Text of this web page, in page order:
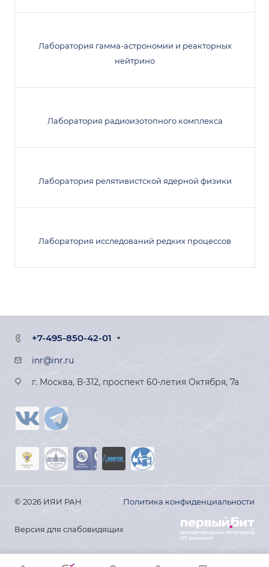
Лаборатория гамма-астрономии и реакторных
нейтрино
Лаборатория радиоизотопного комплекса
Лаборатория релятивистской ядерной физики
Лаборатория исследований редких процессов
+7-495-850-42-01
inr@inr.ru
г. Москва, В-312, проспект 60-летия Октября, 7а
© 2026 ИЯИ РАН Политика конфиденциальности
Версия для слабовидящих